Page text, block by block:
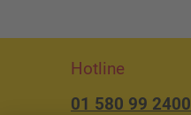
Hotline
01 580 99 2400